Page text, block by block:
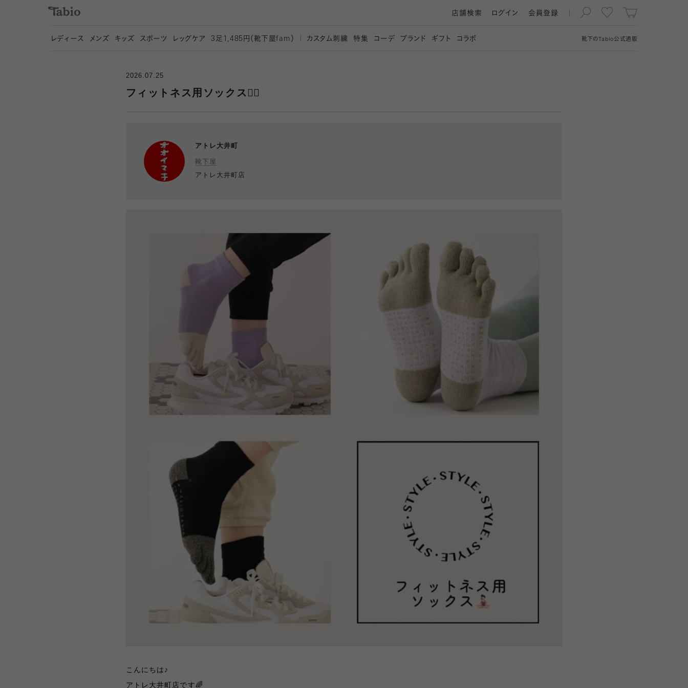
靴下の Tabio公式通販
店舗検索 ログイン 会員登録
レディース メンズ キッズ スポーツ レッグケア 3 足1,485円（靴下屋fam） カスタム刺繍 特集 コーデ ブランド ギフト コラボ
2026.07.25
フィットネス用ソックス🏋️‍♀️
アトレ大井町
靴下屋
アトレ大井町店
こんにちは♪
アトレ大井町店です🌈